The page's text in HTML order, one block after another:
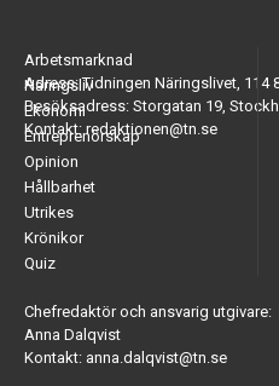
Adress: Tidningen Näringslivet, 114
Besöksadress: Storgatan 19,
Kontakt: redaktionen@tn.se
Arbetsmarknad
Näringsliv
Ekonomi
Entreprenörskap
Opinion
Hållbarhet
Utrikes
Krönikor
Quiz
Chefredaktör och ansvarig utgivare:
Anna Dalqvist
Kontakt: anna.dalqvist@tn.se